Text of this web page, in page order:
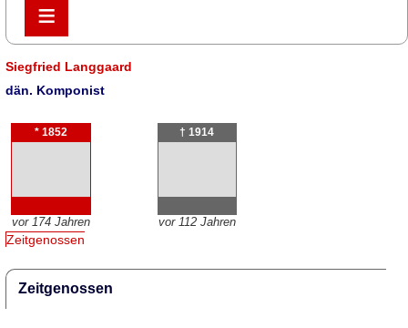
≡
≡
Siegfried Langgaard
dän. Komponist
* 1852
vor 174 Jahren
† 1914
vor 112 Jahren
Zeitgenossen
Zeitgenossen